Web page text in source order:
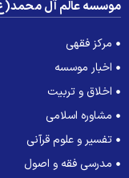
عالم آل محمد(ع)
مرکز فقهی
اخبار موسسه
اخلاق و تربیت
مشاوره اسلامی
تفسیر و علوم قرآنی
مدرسی فقه و اصول